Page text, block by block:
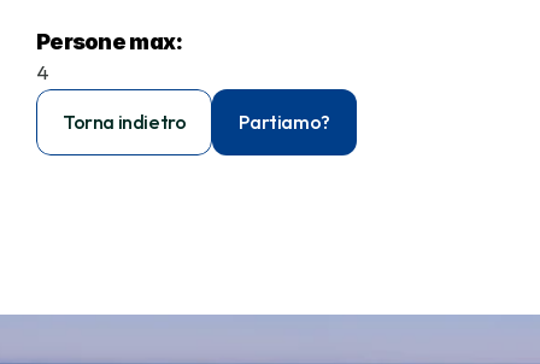
Persone max:
4
Torna indietro Partiamo?